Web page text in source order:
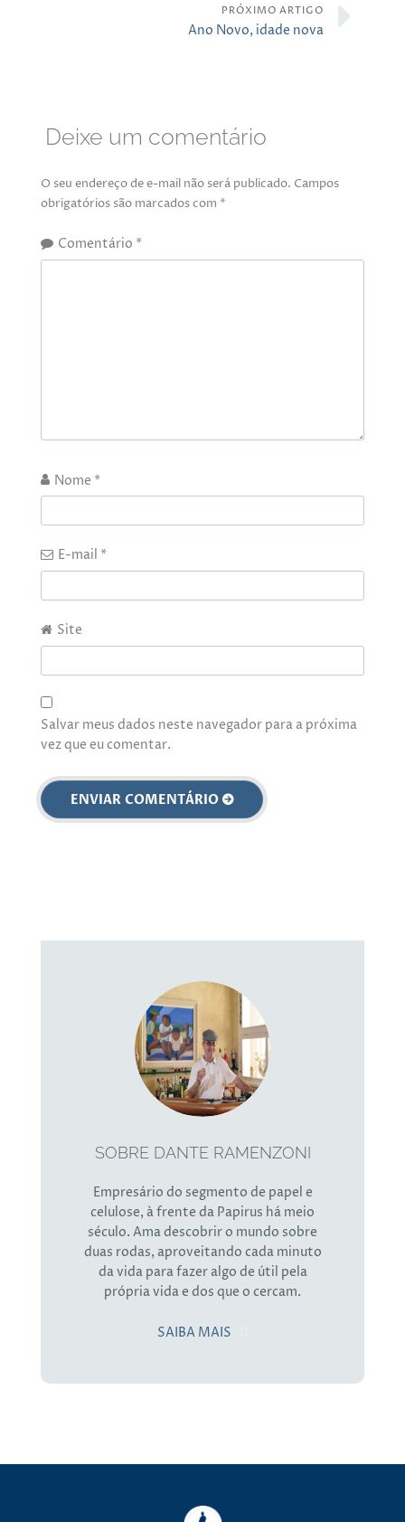
PRÓXIMO ARTIGO
Ano Novo, idade nova
Deixe um comentário
O seu endereço de e-mail não será publicado. Campos
obrigatórios são marcados com *
Comentário *
Nome *
E-mail *
Site
Salvar meus dados neste navegador para a próxima
vez que eu comentar.
SOBRE DANTE RAMENZONI
Empresário do segmento de papel e
celulose, à frente da Papirus há meio
século. Ama descobrir o mundo sobre
duas rodas, aproveitando cada minuto
da vida para fazer algo de útil pela
própria vida e dos que o cercam.
SAIBA MAIS